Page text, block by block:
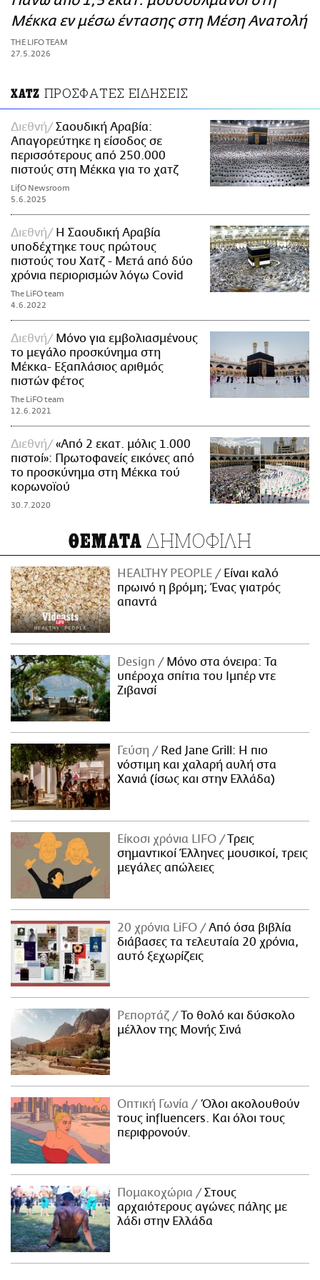
ΑΜΠΑ
PRINT
Μέκκα εν μέσω έντασης στη Μέση Ανατολή
THE LIFO TEAM
27.5.2026
ΧΑΤΖ ΠΡΟΣΦΑΤΕΣ ΕΙΔΗΣΕΙΣ
Διεθνή
Σαουδική Αραβία:
Απαγορεύτηκε η είσοδος σε
περισσότερους από 250.000
πιστούς στη Μέκκα για το χατζ
LifO Newsroom
5.6.2025
Διεθνή
Η Σαουδική Αραβία
υποδέχτηκε τους πρώτους
πιστούς του Χατζ - Μετά από δύο
χρόνια περιορισμών λόγω Covid
The LiFO team
4.6.2022
Διεθνή
Μόνο για εμβολιασμένους
το μεγάλο προσκύνημα στη
Μέκκα- Εξαπλάσιος αριθμός
πιστών φέτος
The LiFO team
12.6.2021
Διεθνή
«Από 2 εκατ. μόλις 1.000
πιστοί»: Πρωτοφανείς εικόνες από
το προσκύνημα στη Μέκκα τού
κορωνοϊού
30.7.2020
ΘΕΜΑΤΑ ΔΗΜΟΦΙΛΗ
HEALTHY PEOPLE
Είναι καλό
πρωινό η βρόμη; Ένας γιατρός
απαντά
Design
Μόνο στα όνειρα: Τα
υπέροχα σπίτια του Ιμπέρ ντε
Ζιβανσί
Γεύση
Red Jane Grill: Η πιο
νόστιμη και χαλαρή αυλή στα
Χανιά (ίσως και στην Ελλάδα)
Είκοσι χρόνια LIFO
Tρεις
σημαντικοί Έλληνες μουσικοί, τρεις
μεγάλες απώλειες
20 χρόνια LiFO
Από όσα βιβλία
διάβασες τα τελευταία 20 χρόνια,
αυτό ξεχωρίζεις
Ρεπορτάζ
Το θολό και δύσκολο
μέλλον της Μονής Σινά
Οπτική Γωνία
Όλοι ακολουθούν
τους influencers. Και όλοι τους
περιφρονούν.
Πομακοχώρια
Στους
αρχαιότερους αγώνες πάλης με
λάδι στην Ελλάδα